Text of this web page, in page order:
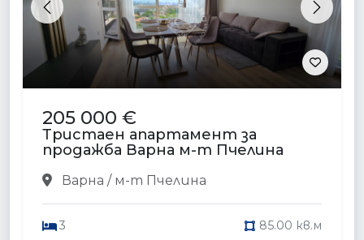
Previous Next
205 000 €
Тристаен апартамент за
продажба Варна м-т Пчелина
Варна / м-т Пчелина
3 85.00 кв.м